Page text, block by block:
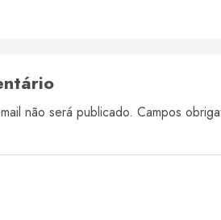
não será publicado. Campos